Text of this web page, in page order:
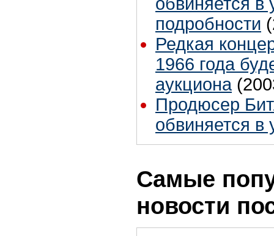
подробности
Редкая
1966 года
аукциона
Продюсер
обвиняется в
Самые
новости